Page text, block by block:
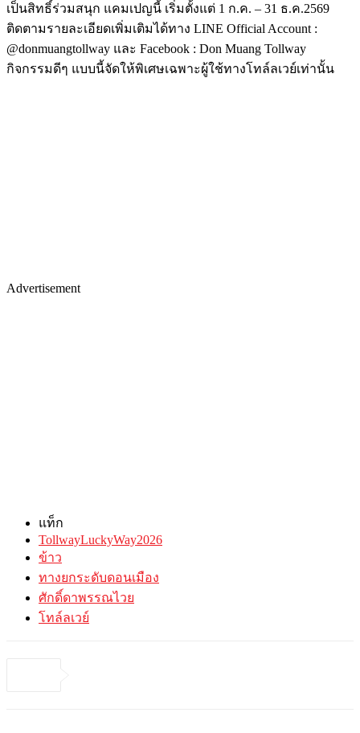
เป็นสิทธิ์ร่วมสนุก แคมเปญนี้ เริ่มตั้งแต่ 1 ก.ค. – 31 ธ.ค.2569
ติดตามรายละเอียดเพิ่มเติมได้ทาง LINE Official Account :
@donmuangtollway และ Facebook : Don Muang Tollway
กิจกรรมดีๆ แบบนี้จัดให้พิเศษเฉพาะผู้ใช้ทางโทล์ลเวย์เท่านั้น
Advertisement
แท็ก
TollwayLuckyWay2026
ข้าว
ทางยกระดับดอนเมือง
ศักดิ์ดาพรรณไวย
โทล์ลเวย์